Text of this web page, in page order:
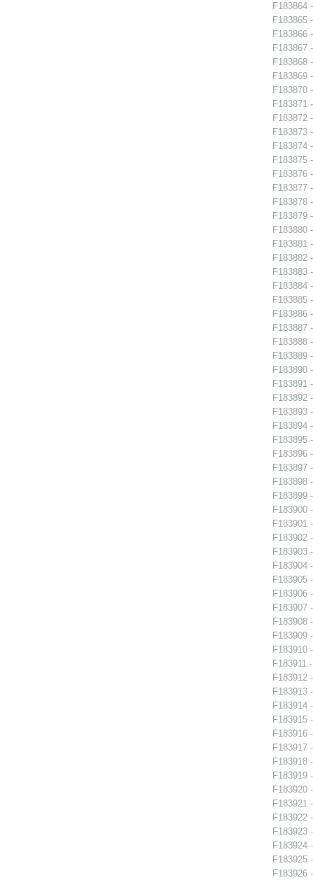
F183864
F183865
F183866
F183867
F183868
F183869
F183870
F183871
F183872
F183873
F183874
F183875
F183876
F183877
F183878
F183879
F183880
F183881
F183882
F183883
F183884
F183885
F183886
F183887
F183888
F183889
F183890
F183891
F183892
F183893
F183894
F183895
F183896
F183897
F183898
F183899
F183900
F183901
F183902
F183903
F183904
F183905
F183906
F183907
F183908
F183909
F183910
F183911
F183912
F183913
F183914
F183915
F183916
F183917
F183918
F183919
F183920
F183921
F183922
F183923
F183924
F183925
F183926